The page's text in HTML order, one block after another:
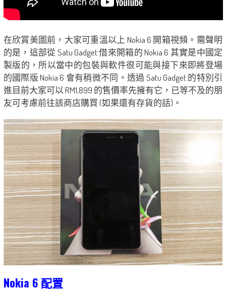
在欣賞美圖前，大家可重溫以上 Nokia 6 開箱視頻。需聲明
的是，這部從 Satu Gadget 借來開箱的 Nokia 6 其實是中國定
製版的，所以當中的包裝與軟件很可能與接下來即將登場
的國際版 Nokia 6 會有稍微不同。透過 Satu Gadget 的特別引
進目前大家可以 RM1,899 的售價率先擁有它，已等不及的朋
友可考慮前往該商店購買 (如果還有存貨的話)。
Nokia 6 配置